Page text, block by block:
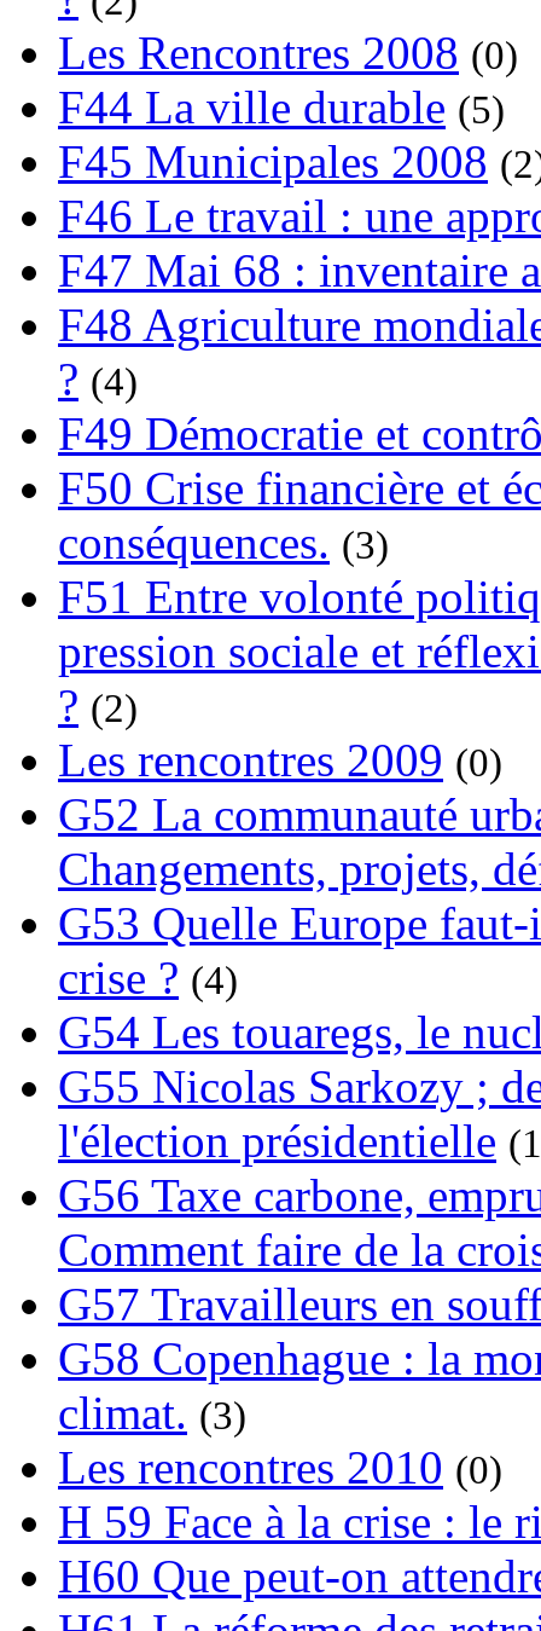
Les Rencontres 2008 (0)
F44 La ville durable (5)
F45 Municipales 2008
F46 Le travail : une
F47 Mai 68 : inventaire
F48 Agriculture
? (4)
F49 Démocratie et
F50 Crise financière et
conséquences. (3)
F51 Entre volonté
pression sociale et
? (2)
Les rencontres 2009 (0)
G52 La communauté
Changements, projets,
G53 Quelle Europe
crise ? (4)
G54 Les touaregs, le
G55 Nicolas Sarkozy ;
l'élection présidentielle
G56 Taxe carbone,
Comment faire de la
G57 Travailleurs en
G58 Copenhague : la
climat. (3)
Les rencontres 2010 (0)
H 59 Face à la crise : le
H60 Que peut-on